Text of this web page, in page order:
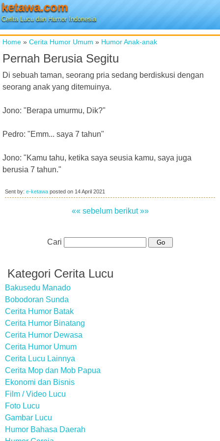
ketawa.com
Cerita Lucu dan Humor Indonesia
Home » Cerita Humor Umum » Humor Anak-anak
Pernah Berusia Segitu
Di sebuah taman, seorang pria sedang berdiskusi dengan
seorang anak yang ditemuinya.
Jono: "Berapa umurmu, Dik?"
Pedro: "Emm... saya 7 tahun"
Jono: "Kamu tahu, ketika saya seusia kamu, saya juga
berusia 7 tahun."
Sent by: e-ketawa posted on 14 April 2021
«« sebelum berikut »»
Cari
Kategori Cerita Lucu
Bakusedu Manado
Bobodoran Sunda
Cerita Humor Batak
Cerita Humor Binatang
Cerita Humor Dewasa
Cerita Humor Umum
Cerita Lucu Lainnya
Cerita Mop dan Mob Papua
Ekonomi dan Bisnis
Film / Video Lucu
Foto Lucu
Gambar Lucu
Humor Bahasa Daerah